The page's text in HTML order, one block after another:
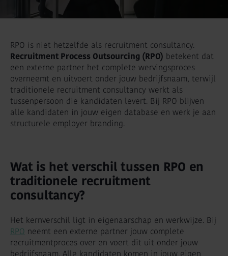
RPO is niet hetzelfde als recruitment consultancy.
Recruitment Process Outsourcing (RPO) betekent dat
een externe partner het complete wervingsproces
overneemt en uitvoert onder jouw bedrijfsnaam, terwijl
traditionele recruitment consultancy werkt als
tussenpersoon die kandidaten levert. Bij RPO blijven
alle kandidaten in jouw eigen database en werk je aan
structurele employer branding.
Wat is het verschil tussen RPO en
traditionele recruitment
consultancy?
Het kernverschil ligt in eigenaarschap en werkwijze. Bij
RPO neemt een externe partner jouw complete
recruitmentproces over en voert dit uit onder jouw